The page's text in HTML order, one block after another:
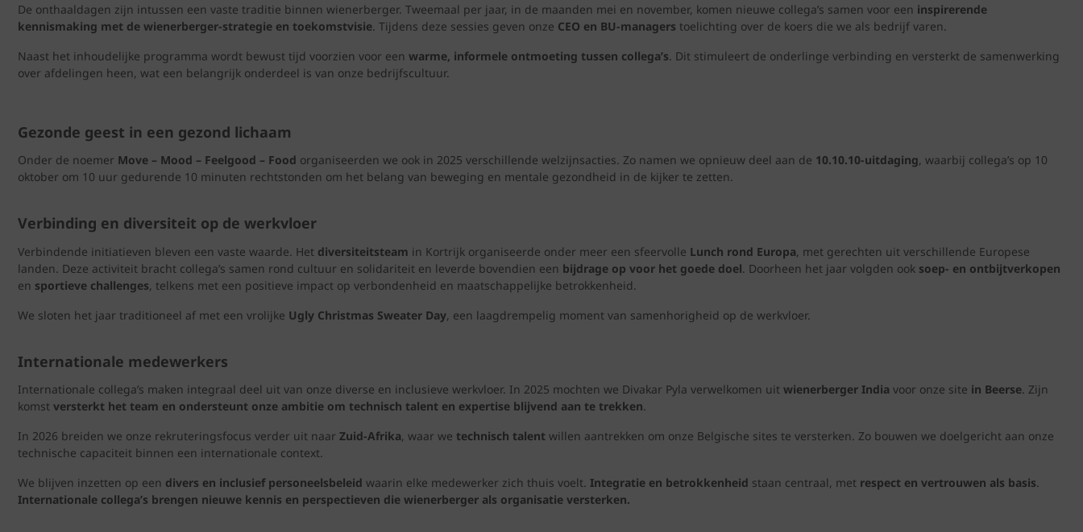
De onthaaldagen zijn intussen een vaste traditie binnen wienerberger. Tweemaal per jaar, in de maanden mei en november, komen nieuwe collega’s samen voor een inspirerende
kennismaking met de wienerberger‑strategie en toekomstvisie. Tijdens deze sessies geven onze CEO en BU‑managers toelichting over de koers die we als bedrijf varen.
Naast het inhoudelijke programma wordt bewust tijd voorzien voor een warme, informele ontmoeting tussen collega’s. Dit stimuleert de onderlinge verbinding en versterkt de samenwerking
over afdelingen heen, wat een belangrijk onderdeel is van onze bedrijfscultuur.
Gezonde geest in een gezond lichaam
Onder de noemer Move – Mood – Feelgood – Food organiseerden we ook in 2025 verschillende welzijnsacties. Zo namen we opnieuw deel aan de 10.10.10‑uitdaging, waarbij collega’s op 10
oktober om 10 uur gedurende 10 minuten rechtstonden om het belang van beweging en mentale gezondheid in de kijker te zetten.
Verbinding en diversiteit op de werkvloer
Verbindende initiatieven bleven een vaste waarde. Het diversiteitsteam in Kortrijk organiseerde onder meer een sfeervolle Lunch rond Europa, met gerechten uit verschillende Europese
landen. Deze activiteit bracht collega’s samen rond cultuur en solidariteit en leverde bovendien een bijdrage op voor het goede doel. Doorheen het jaar volgden ook soep‑ en ontbijtverkopen
en sportieve challenges, telkens met een positieve impact op verbondenheid en maatschappelijke betrokkenheid.
We sloten het jaar traditioneel af met een vrolijke Ugly Christmas Sweater Day, een laagdrempelig moment van samenhorigheid op de werkvloer.
Internationale medewerkers
Internationale collega’s maken integraal deel uit van onze diverse en inclusieve werkvloer. In 2025 mochten we Divakar Pyla verwelkomen uit wienerberger India voor onze site in Beerse. Zijn
komst versterkt het team en ondersteunt onze ambitie om technisch talent en expertise blijvend aan te trekken.
In 2026 breiden we onze rekruteringsfocus verder uit naar Zuid‑Afrika, waar we technisch talent willen aantrekken om onze Belgische sites te versterken. Zo bouwen we doelgericht aan onze
technische capaciteit binnen een internationale context.
We blijven inzetten op een divers en inclusief personeelsbeleid waarin elke medewerker zich thuis voelt. Integratie en betrokkenheid staan centraal, met respect en vertrouwen als basis.
Internationale collega’s brengen nieuwe kennis en perspectieven die wienerberger als organisatie versterken.